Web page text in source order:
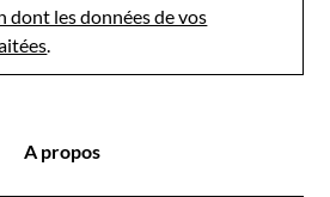
dont les données de vos
.
A propos